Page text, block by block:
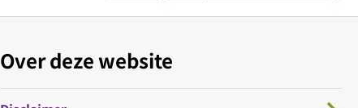
Over deze website